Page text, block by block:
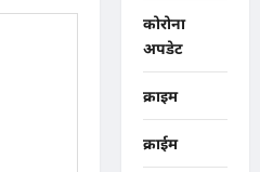
कोरोना
अपडेट
क्राइम
क्राईम